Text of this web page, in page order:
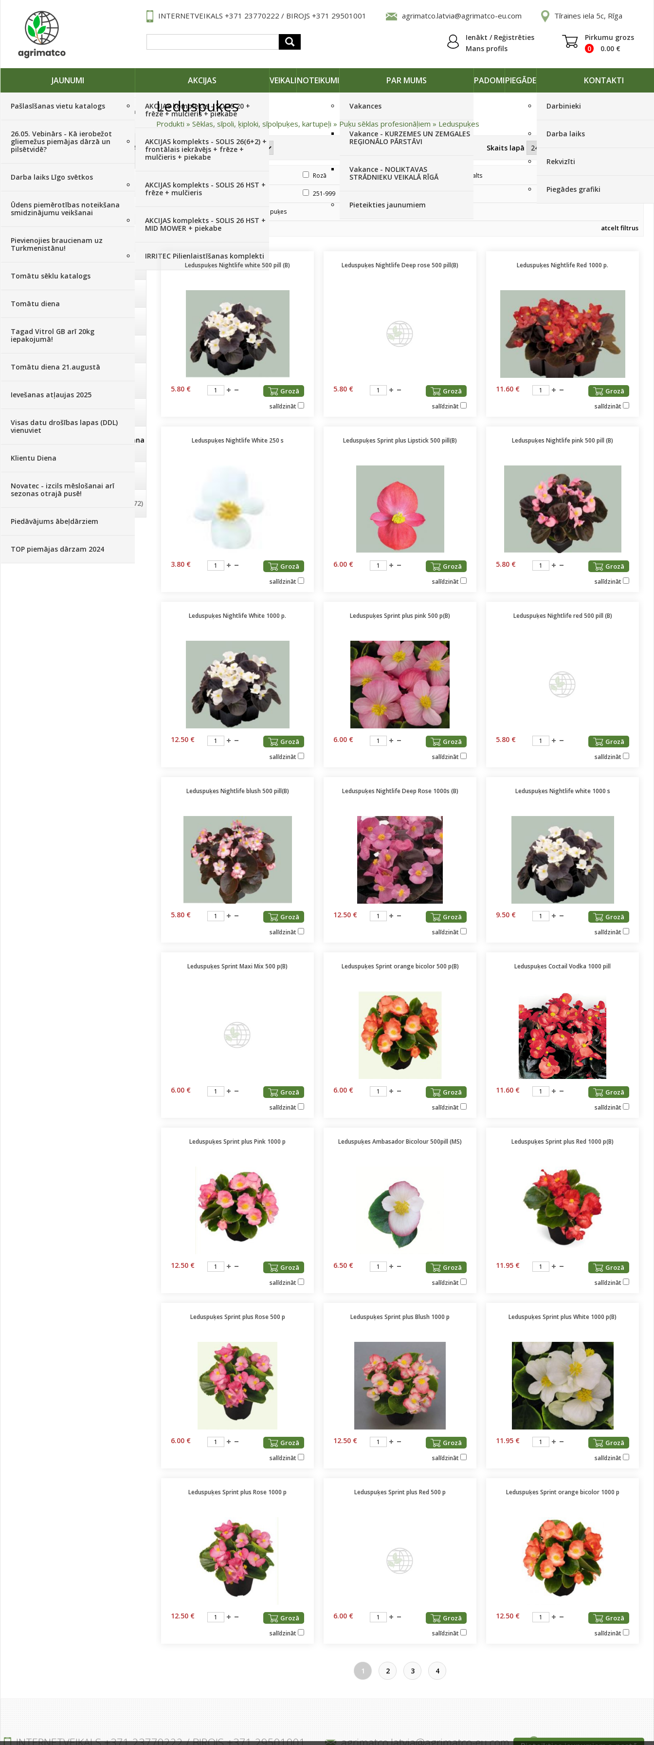
INTERNETVEIKALS +371 23770222 / BIROJS +371 29501001 agrimatco.latvia@agrimatco-eu.com Tīraines iela 5c, Rīga
Ienākt / Reģistrēties
Mans profils
Pirkumu grozs
0
0.00 €
JAUNUMI
Pašlasīšanas vietu katalogs
26.05. Vebinārs - Kā ierobežot
gliemežus piemājas dārzā un
pilsētvidē?
Darba laiks Līgo svētkos
Ūdens piemērotības noteikšana
smidzinājumu veikšanai
Pievienojies braucienam uz
Turkmenistānu!
Tomātu sēklu katalogs
Tomātu diena
Tagad Vitrol GB arī 20kg
iepakojumā!
Tomātu diena 21.augustā
Ievešanas atļaujas 2025
Visas datu drošības lapas (DDL)
vienuviet
Klientu Diena
Novatec - izcils mēslošanai arī
sezonas otrajā pusē!
Piedāvājums ābeļdārziem
TOP piemājas dārzam 2024
AKCIJAS
AKCIJAS komplekts - SOLIS 20 +
frēze + mulčieris + piekabe
AKCIJAS komplekts - SOLIS 26(6+2) +
frontālais iekrāvējs + frēze +
mulčieris + piekabe
AKCIJAS komplekts - SOLIS 26 HST +
frēze + mulčieris
AKCIJAS komplekts - SOLIS 26 HST +
MID MOWER + piekabe
IRRITEC Pilienlaistīšanas komplekti
VEIKALINOTEIKUMI PAR MUMS
Vakances
Vakance - KURZEMES UN ZEMGALES
REĢIONĀLO PĀRSTĀVI
Vakance - NOLIKTAVAS
STRĀDNIEKU VEIKALĀ RĪGĀ
Pieteikties jaunumiem
PADOMIPIEGĀDE KONTAKTI
Darbinieki
Darba laiks
Rekvizīti
Piegādes grafiki
Traktori, tehnika, rezerves daļas,
Sēklas, sīpoli, ķiploki, sīpolpuķes,
kartupeļi
Augu aizsardzība(366)
Mēslojumi(495)
Augsne, kūdra, mulča
Dezinfekcija, tīrīšana, mazgāšana
(72)
Leduspuķes
Produkti » Sēklas, sīpoli, ķiploki, sīpolpuķes, kartupeļi » Puķu sēklas profesionāļiem » Leduspuķes
Kārtot pēc Skaits lapā
Rozā Sarkans
Balts
Sēklu skaits paciņā
251-999
Viengadīgās puķes
atcelt filtrus
Leduspuķes Nightlife white 500 pill (B)
5.80 € Grozā
salīdzināt
Leduspuķes Nightlife Deep rose 500 pill(B)
5.80 € Grozā
salīdzināt
Leduspuķes Nightlife Red 1000 p.
11.60 € Grozā
salīdzināt
Leduspuķes Nightlife White 250 s
3.80 € Grozā
salīdzināt
Leduspuķes Sprint plus Lipstick 500 pill(B)
6.00 € Grozā
salīdzināt
Leduspuķes Nightlife pink 500 pill (B)
5.80 € Grozā
salīdzināt
Leduspuķes Nightlife White 1000 p.
12.50 € Grozā
salīdzināt
Leduspuķes Sprint plus pink 500 p(B)
6.00 € Grozā
salīdzināt
Leduspuķes Nightlife red 500 pill (B)
5.80 € Grozā
salīdzināt
Leduspuķes Nightlife blush 500 pill(B)
5.80 € Grozā
salīdzināt
Leduspuķes Nightlife Deep Rose 1000s (B)
12.50 € Grozā
salīdzināt
Leduspuķes Nightlife white 1000 s
9.50 € Grozā
salīdzināt
Leduspuķes Sprint Maxi Mix 500 p(B)
6.00 € Grozā
salīdzināt
Leduspuķes Sprint orange bicolor 500 p(B)
6.00 € Grozā
salīdzināt
Leduspuķes Coctail Vodka 1000 pill
11.60 € Grozā
salīdzināt
Leduspuķes Sprint plus Pink 1000 p
12.50 € Grozā
salīdzināt
Leduspuķes Ambasador Bicolour 500pill (MS)
6.50 € Grozā
salīdzināt
Leduspuķes Sprint plus Red 1000 p(B)
11.95 € Grozā
salīdzināt
Leduspuķes Sprint plus Rose 500 p
6.00 € Grozā
salīdzināt
Leduspuķes Sprint plus Blush 1000 p
12.50 € Grozā
salīdzināt
Leduspuķes Sprint plus White 1000 p(B)
11.95 € Grozā
salīdzināt
Leduspuķes Sprint plus Rose 1000 p
12.50 € Grozā
salīdzināt
Leduspuķes Sprint plus Red 500 p
6.00 € Grozā
salīdzināt
Leduspuķes Sprint orange bicolor 1000 p
12.50 € Grozā
salīdzināt
1 2 3 4
INTERNETVEIKALS +371 23770222 / BIROJS +371 29501001 agrimatco.latvia@agrimatco-eu.com Tīraines iela 5c, Rīga